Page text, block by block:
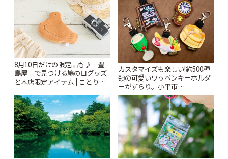
8月10日だけの限定品も♪「豊
島屋」で見つける鳩の日グッズ
と本店限定アイテム | ことりっ
カスタマイズも楽しい!約500種
類の可愛いワッペンキーホルダ
ーがずらり。小平市
「Kimamaya T&K」 | ことりっ
ぷ